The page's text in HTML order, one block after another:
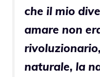
che il mio
amare non
naturale, la